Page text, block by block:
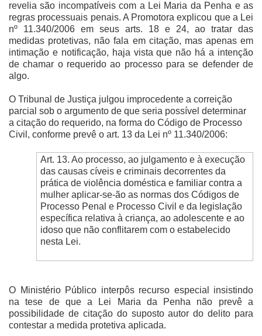
revelia são incompatíveis com a Lei Maria da Penha e as
regras processuais penais. A Promotora explicou que a Lei
nº 11.340/2006 em seus arts. 18 e 24, ao tratar das
medidas protetivas, não fala em citação, mas apenas em
intimação e notificação, haja vista que não há a intenção
de chamar o requerido ao processo para se defender de
algo.
O Tribunal de Justiça julgou improcedente a correição
parcial sob o argumento de que seria possível determinar
a citação do requerido, na forma do Código de Processo
Civil, conforme prevê o art. 13 da Lei nº 11.340/2006:
Art. 13. Ao processo, ao julgamento e à execução
das causas cíveis e criminais decorrentes da
prática de violência doméstica e familiar contra a
mulher aplicar-se-ão as normas dos Códigos de
Processo Penal e Processo Civil e da legislação
específica relativa à criança, ao adolescente e ao
idoso que não conflitarem com o estabelecido
nesta Lei.
O Ministério Público interpôs recurso especial insistindo
na tese de que a Lei Maria da Penha não prevê a
possibilidade de citação do suposto autor do delito para
contestar a medida protetiva aplicada.